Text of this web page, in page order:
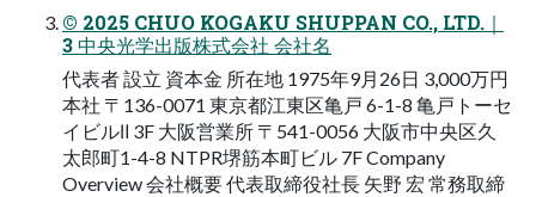
© 2025 CHUO KOGAKU SHUPPAN CO., LTD.｜
3 中央光学出版株式会社 会社名
代表者 設立 資本金 所在地 1975年9月26日 3,000万円
本社 〒136-0071 東京都江東区亀戸 6-1-8 亀戸トーセ
イビルⅡ 3F 大阪営業所 〒541-0056 大阪市中央区久
太郎町1-4-8 NTPR堺筋本町ビル 7F Company
Overview 会社概要 代表取締役社長 矢野 宏 常務取締